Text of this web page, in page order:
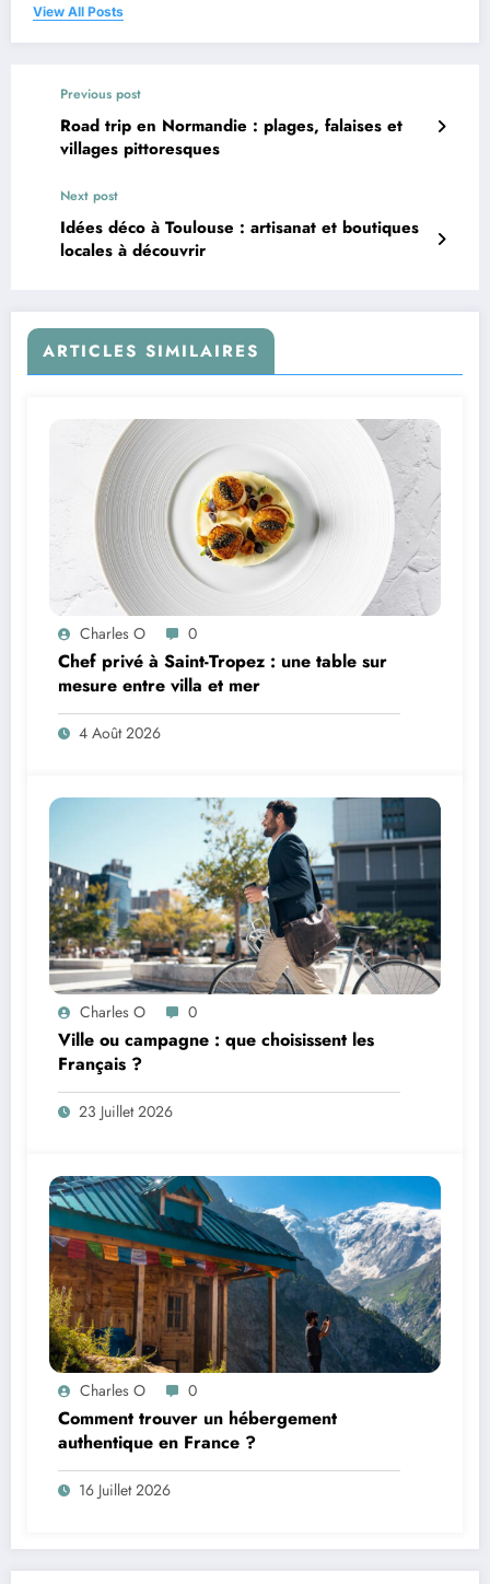
View All Posts
Previous post
Road trip en Normandie : plages, falaises et
villages pittoresques
Next post
Idées déco à Toulouse : artisanat et boutiques
locales à découvrir
ARTICLES SIMILAIRES
Charles O 0
Chef privé à Saint-Tropez : une table sur
mesure entre villa et mer
4 Août 2026
Charles O 0
Ville ou campagne : que choisissent les
Français ?
23 Juillet 2026
Charles O 0
Comment trouver un hébergement
authentique en France ?
16 Juillet 2026